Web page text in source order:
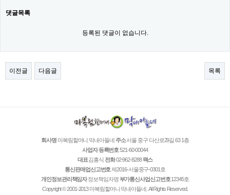
댓글목록
등록된 댓글이 없습니다.
이전글 다음글 목록
회사명 마복림할머니 막내아들네 주소서울 중구 다산로29길 63 1층
사업자 등록번호521-60-00044
대표김홍식 전화02-962-8288팩스
통신판매업신고번호제2016-서울중구-0301호
개인정보관리책임자정보책임자명 부가통신사업신고번호12345호
Copyright © 2001-2013 마복림할머니 막내아들네. All Rights Reserved.